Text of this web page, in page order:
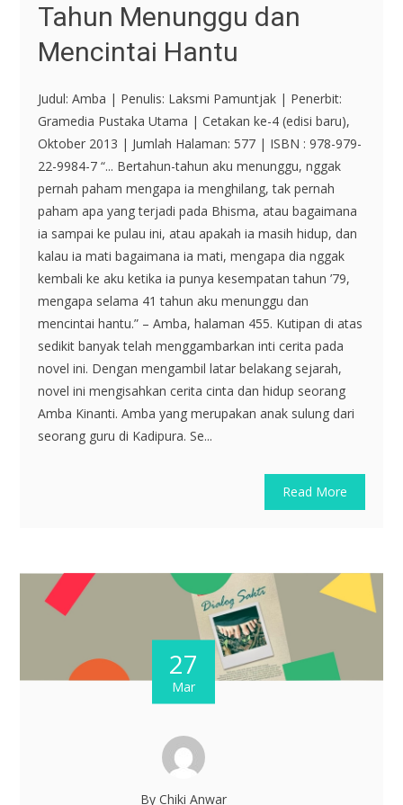
Tahun Menunggu dan
Mencintai Hantu
Judul: Amba | Penulis: Laksmi Pamuntjak | Penerbit:
Gramedia Pustaka Utama | Cetakan ke-4 (edisi baru),
Oktober 2013 | Jumlah Halaman: 577 | ISBN : 978-979-
22-9984-7 “... Bertahun-tahun aku menunggu, nggak
pernah paham mengapa ia menghilang, tak pernah
paham apa yang terjadi pada Bhisma, atau bagaimana
ia sampai ke pulau ini, atau apakah ia masih hidup, dan
kalau ia mati bagaimana ia mati, mengapa dia nggak
kembali ke aku ketika ia punya kesempatan tahun ’79,
mengapa selama 41 tahun aku menunggu dan
mencintai hantu.” – Amba, halaman 455. Kutipan di atas
sedikit banyak telah menggambarkan inti cerita pada
novel ini. Dengan mengambil latar belakang sejarah,
novel ini mengisahkan cerita cinta dan hidup seorang
Amba Kinanti. Amba yang merupakan anak sulung dari
seorang guru di Kadipura. Se...
Read More
27
Mar
By Chiki Anwar